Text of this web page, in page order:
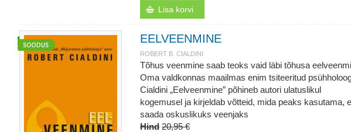
Lisa korvi
EELVEENMINE
ROBERT B. CIALDINI
Tõhus veenmine saab teoks vaid läbi tõhusa
Oma valdkonnas maailmas enim tsiteeritud
Cialdini „Eelveenmine” põhineb autori ulatuslikul
kogemusel ja kirjeldab võtteid, mida peaks kasutama,
saada oskuslikuks veenjaks
Hind 20,95 €